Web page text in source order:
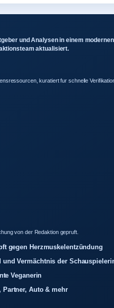
und Analysen in einem modernen
aktualisiert.
kuratiert fur schnelle
von der Redaktion gepruft.
gegen Herzmuskelentzündung
und Vermächtnis der
Veganerin
Partner, Auto & mehr